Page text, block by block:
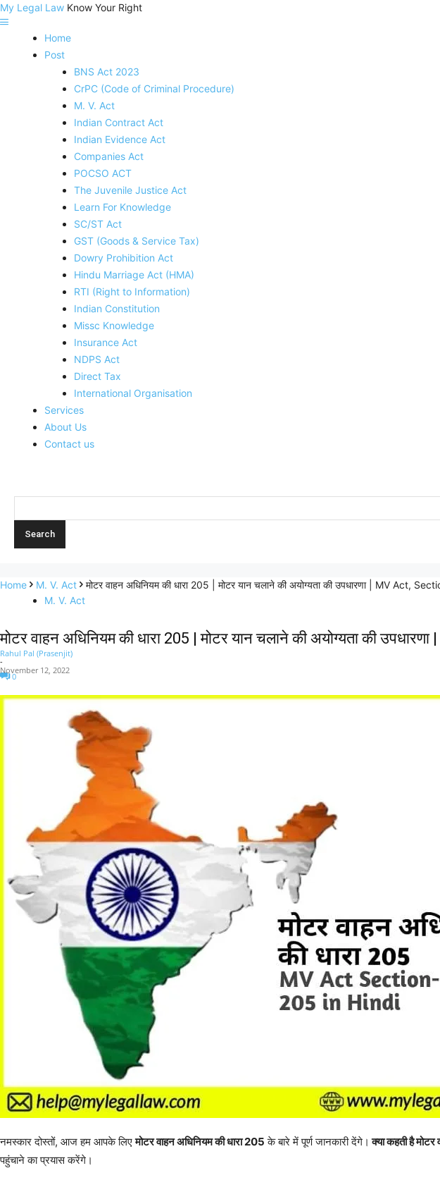
My Legal Law Know Your Right
Home
Post
BNS Act 2023
CrPC (Code of Criminal Procedure)
M. V. Act
Indian Contract Act
Indian Evidence Act
Companies Act
POCSO ACT
The Juvenile Justice Act
Learn For Knowledge
SC/ST Act
GST (Goods & Service Tax)
Dowry Prohibition Act
Hindu Marriage Act (HMA)
RTI (Right to Information)
Indian Constitution
Missc Knowledge
Insurance Act
NDPS Act
Direct Tax
International Organisation
Services
About Us
Contact us
Home M. V. Act
मोटर वाहन अधिनियम की धारा 205 | मोटर यान चलाने की अयोग्यता की उपधारणा | MV
M. V. Act
मोटर वाहन अधिनियम की धारा 205 | मोटर यान चलाने की अयोग्यता की
Rahul Pal (Prasenjit)
-
November 12, 2022
0
नमस्कार दोस्तों, आज हम आपके लिएमोटर वाहन अधिनियम की धारा 205 के बारे में पूर्ण जानकारी देंगे। क्या कहती है मोटर
पहुंचाने का प्रयास करेंगे।